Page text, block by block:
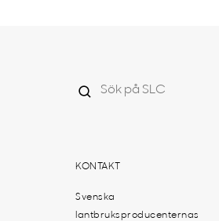
KONTAKT
Svenska
lantbruksproducenternas